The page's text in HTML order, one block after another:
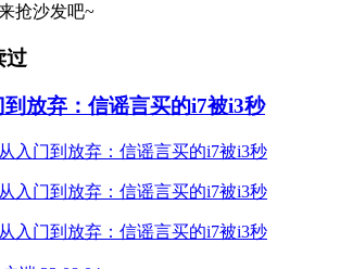
抢沙发吧~
过
放弃：信谣言买的i7被i3秒